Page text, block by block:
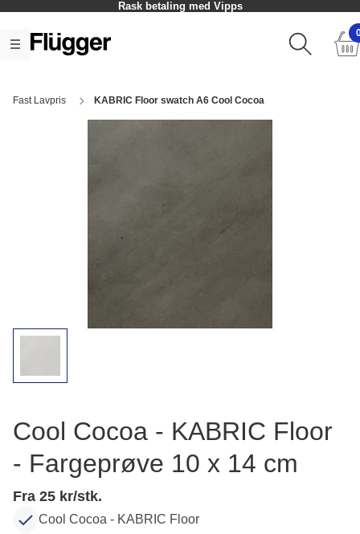
Rask betaling med Vipps
Fast Lavpris KABRIC Floor swatch A6 Cool Cocoa
Cool Cocoa - KABRIC Floor
- Fargeprøve 10 x 14 cm
Fra 25 kr/stk.
Cool Cocoa - KABRIC Floor